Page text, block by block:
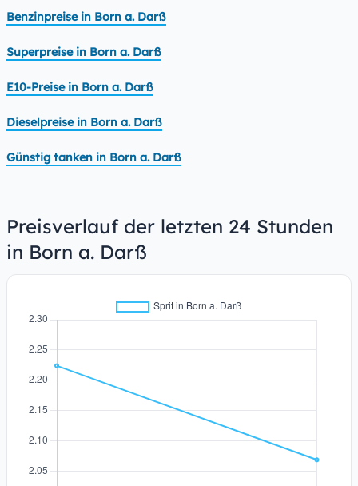
Benzinpreise in Born a. Darß
Superpreise in Born a. Darß
E10-Preise in Born a. Darß
Dieselpreise in Born a. Darß
Günstig tanken in Born a. Darß
Preisverlauf der letzten 24 Stunden
in Born a. Darß